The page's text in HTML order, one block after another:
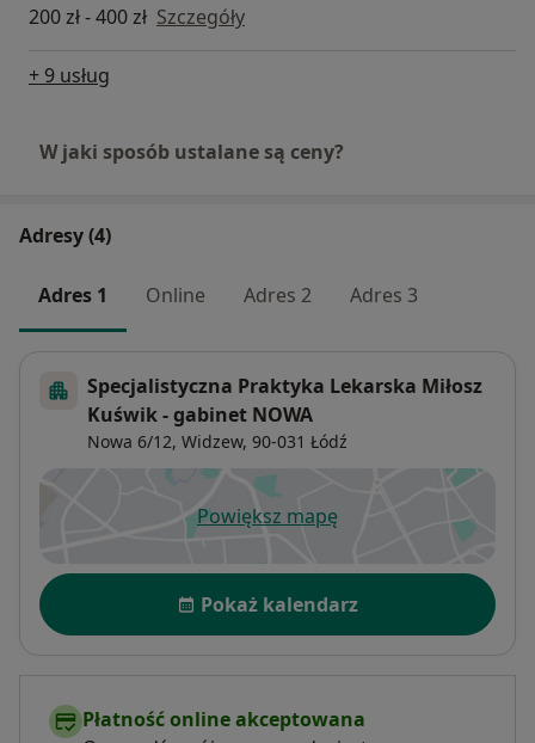
200 zł - 400 zł Szczegóły
+ 9 usług
W jaki sposób ustalane są ceny?
Adresy (4)
Adres 1 Online Adres 2 Adres 3
Specjalistyczna Praktyka Lekarska Miłosz
Kuświk - gabinet NOWA
Nowa 6/12, Widzew, 90-031 Łódź
Powiększ mapęotwiera się w nowej karcie
Dostępność
Pokaż kalendarz
Płatność online akceptowana